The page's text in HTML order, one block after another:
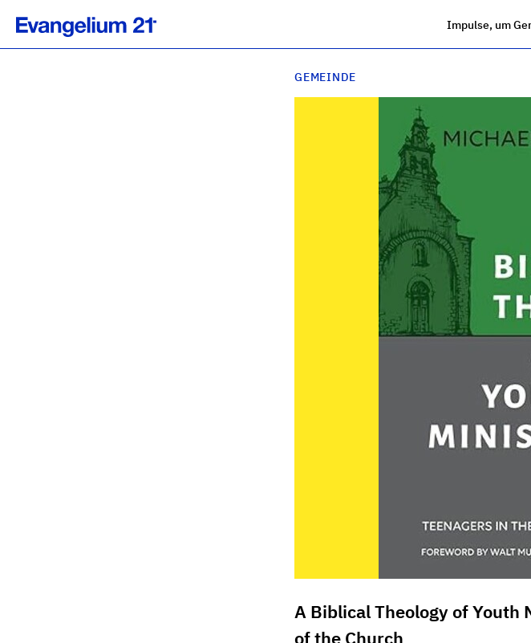
Impulse, um
GEMEINDE
A Biblical Theology of Youth
of the Church